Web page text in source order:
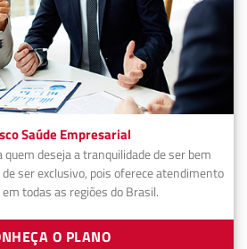
Saúde Empresarial
quem deseja a tranquilidade de ser bem
ser exclusivo, pois oferece atendimento
todas as regiões do Brasil.
O PLANO